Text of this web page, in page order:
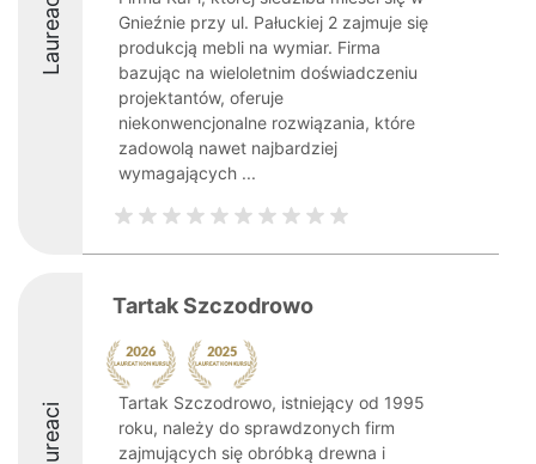
Laureaci
Gnieźnie przy ul. Pałuckiej 2 zajmuje się
produkcją mebli na wymiar. Firma
bazując na wieloletnim doświadczeniu
projektantów, oferuje
niekonwencjonalne rozwiązania, które
zadowolą nawet najbardziej
wymagających ...
Laureaci
Tartak Szczodrowo
Tartak Szczodrowo, istniejący od 1995
roku, należy do sprawdzonych firm
zajmujących się obróbką drewna i